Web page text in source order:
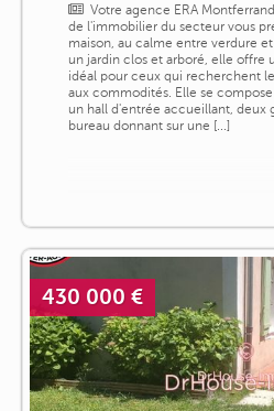
Votre agence ERA
de l'immobilier du secteur vous
maison, au calme entre verdure
un jardin clos et arboré, elle offre
idéal pour ceux qui recherchent
aux commodités. Elle se
un hall d'entrée accueillant, deux
bureau donnant sur une [...]
430 000 €